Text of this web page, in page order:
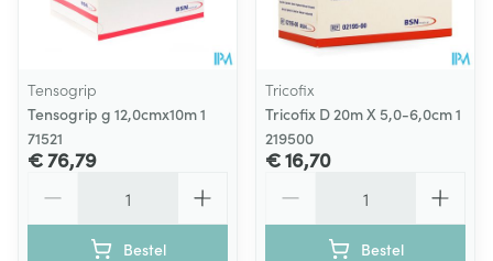
Tensogrip
Tensogrip g 12,0cmx10m 1
71521
€ 76,79
Bestel
Tricofix
Tricofix D 20m X 5,0-6,0cm 1
219500
€ 16,70
Bestel